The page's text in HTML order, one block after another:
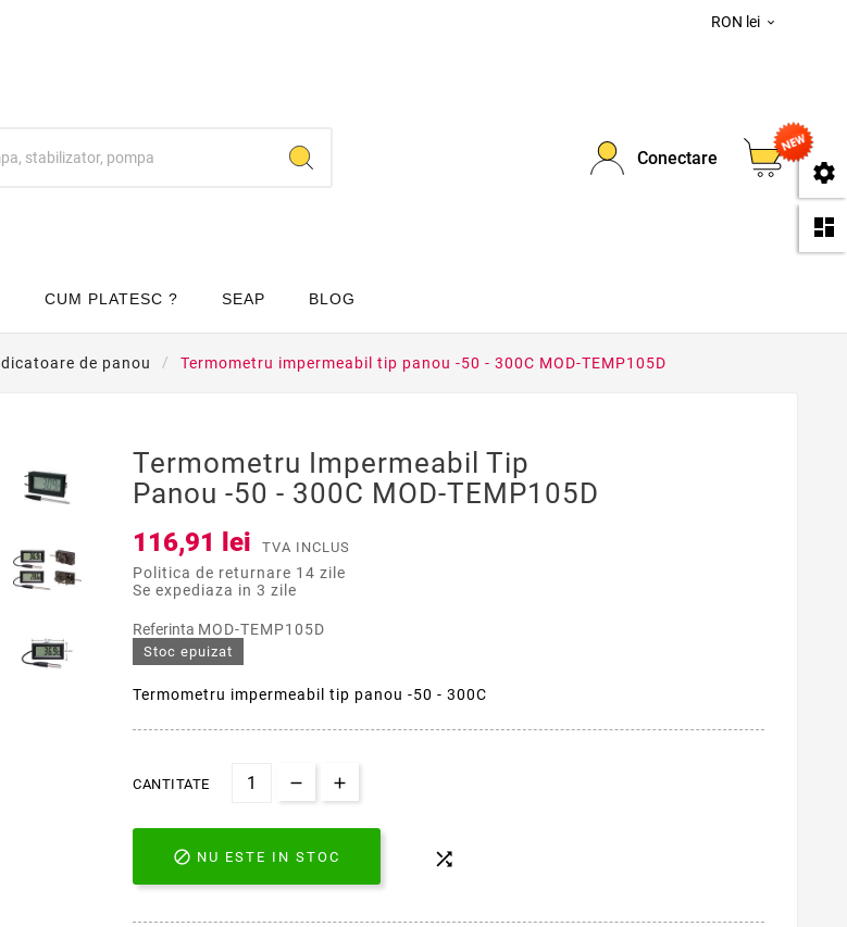
RON lei 
Conectare
0
CUM PLATESC ? SEAP BLOG
de panou Termometru impermeabil tip panou -50 - 300C MOD-TEMP105D
Termometru Impermeabil Tip
Panou -50 - 300C MOD-TEMP105D
116,91 lei TVA INCLUS
Politica de returnare 14 zile
Se expediaza in 3 zile
Referinta MOD-TEMP105D
Stoc epuizat
Termometru impermeabil tip panou -50 - 300C
CANTITATE
 NU ESTE IN STOC 